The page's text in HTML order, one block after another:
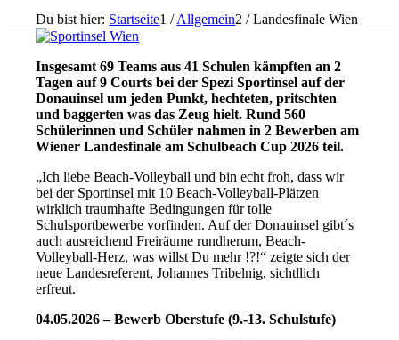
Du bist hier: Startseite1 / Allgemein2 / Landesfinale Wien
Insgesamt 69 Teams aus 41 Schulenkämpften an 2
Tagen auf 9 Courts bei der Spezi Sportinsel auf der
Donauinsel um jeden Punkt, hechteten, pritschten
und baggerten was das Zeug hielt. Rund 560
Schülerinnen und Schüler nahmen in 2 Bewerben am
Wiener Landesfinale am Schulbeach Cup 2026 teil.
„Ich liebe Beach-Volleyball und bin echt froh, dass wir
bei der Sportinsel mit 10 Beach-Volleyball-Plätzen
wirklich traumhafte Bedingungen für tolle
Schulsportbewerbe vorfinden. Auf der Donauinsel gibt´s
auch ausreichend Freiräume rundherum, Beach-
Volleyball-Herz, was willst Du mehr !?!“ zeigte sich der
neue Landesreferent, Johannes Tribelnig, sichtllich
erfreut.
04.05.2026 – Bewerb Oberstufe (9.-13. Schulstufe)